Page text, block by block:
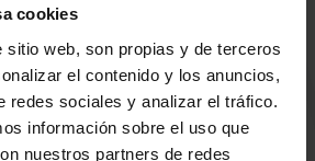
cookies
sitio web, son propias y de terceros
el contenido y los anuncios,
redes sociales y analizar el tráfico.
información sobre el uso que
nuestros partners de redes
del club.
de privacidaddel SASKI BASKONIA